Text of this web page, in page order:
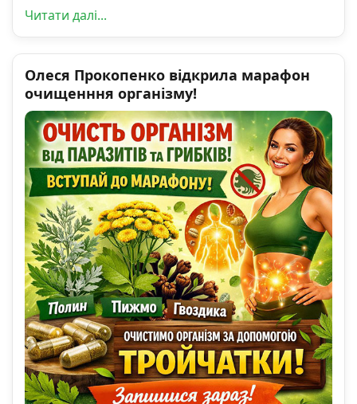
Читати далі...
Олеся Прокопенко відкрила марафон
очищенння організму!